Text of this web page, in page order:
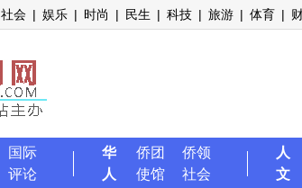
社会 | 娱乐 | 时尚 | 民生 | 科技 | 旅游 | 体育 |
国际
评论
华
人
侨团
侨领
使馆
社会
人
文